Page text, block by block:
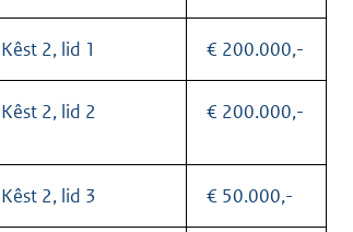
Kêst 2, lid 1 € 200.000,-
Kêst 2, lid 2 € 200.000,-
Kêst 2, lid 3 € 50.000,-